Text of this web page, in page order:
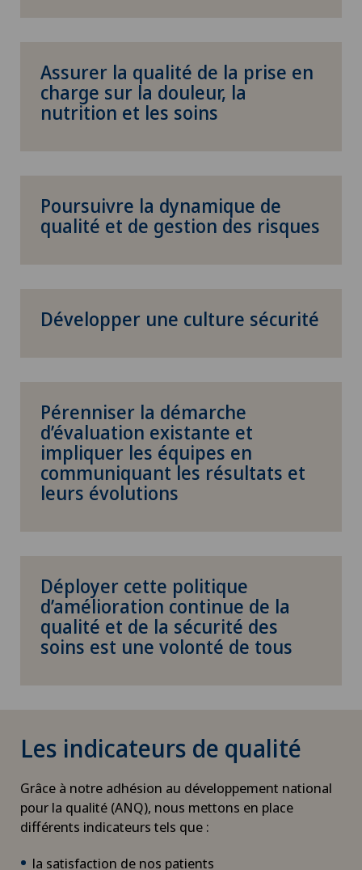
Assurer la qualité de la prise en
charge sur la douleur, la
nutrition et les soins
Poursuivre la dynamique de
qualité et de gestion des risques
Développer une culture sécurité
Pérenniser la démarche
d’évaluation existante et
impliquer les équipes en
communiquant les résultats et
leurs évolutions
Déployer cette politique
d’amélioration continue de la
qualité et de la sécurité des
soins est une volonté de tous
Les indicateurs de qualité
Grâce à notre adhésion au développement national
pour la qualité (ANQ), nous mettons en place
différents indicateurs tels que :
la satisfaction de nos patients